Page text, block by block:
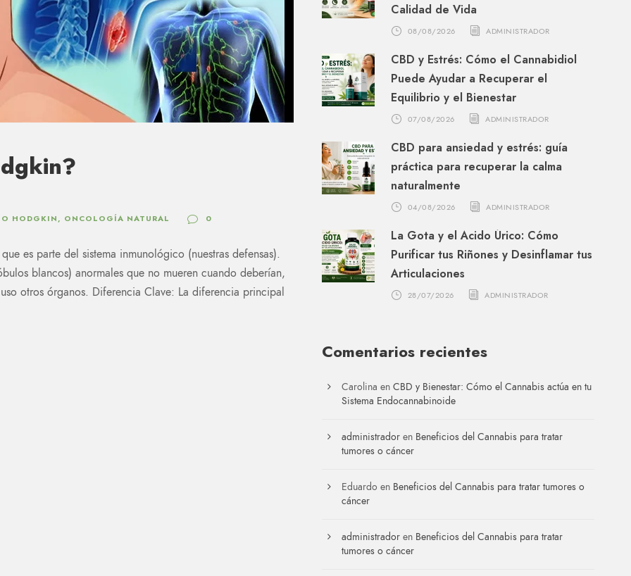
HODGKIN, ONCOLOGÍA NATURAL 0
es parte del sistema inmunológico (nuestras defensas).
blancos) anormales que no mueren cuando deberían,
otros órganos. Diferencia Clave: La diferencia principal
Calidad de Vida
08/08/2026 ADMINISTRADOR
CBD y Estrés: Cómo el Cannabidiol
Puede Ayudar a Recuperar el
Equilibrio y el Bienestar
07/08/2026 ADMINISTRADOR
CBD para ansiedad y estrés: guía
práctica para recuperar la calma
naturalmente
04/08/2026 ADMINISTRADOR
La Gota y el Ácido Úrico: Cómo
Purificar tus Riñones y Desinflamar tus
Articulaciones
28/07/2026 ADMINISTRADOR
Comentarios recientes
Carolina enCBD y Bienestar: Cómo el Cannabis actúa en tu
Sistema Endocannabinoide
administrador en Beneficios del Cannabis para tratar
tumores o cáncer
Eduardo en Beneficios del Cannabis para tratar tumores o
cáncer
administrador en Beneficios del Cannabis para tratar
tumores o cáncer